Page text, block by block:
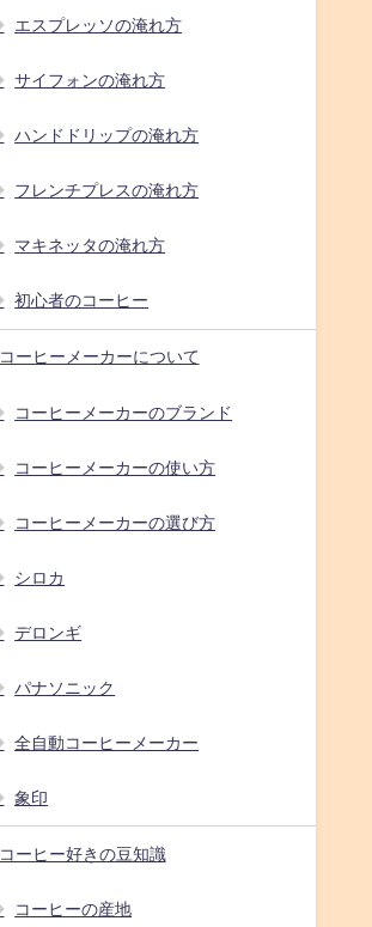
エスプレッソの淹れ方
サイフォンの淹れ方
ハンドドリップの淹れ方
フレンチプレスの淹れ方
マキネッタの淹れ方
初心者のコーヒー
コーヒーメーカーについて
コーヒーメーカーのブランド
コーヒーメーカーの使い方
コーヒーメーカーの選び方
シロカ
デロンギ
パナソニック
全自動コーヒーメーカー
象印
コーヒー好きの豆知識
コーヒーの産地